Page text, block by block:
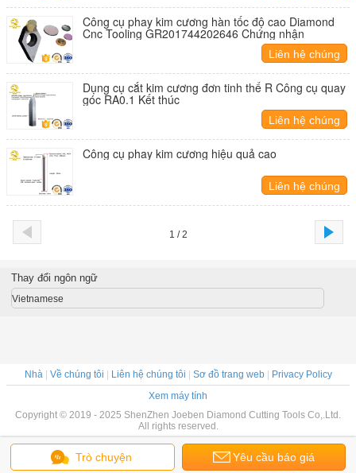
tôi
Công cụ phay kim cương hàn tốc độ cao Diamond
Cnc Tooling GR201744202646 Chứng nhận
Liên hệ chúng
tôi
Dụng cụ cắt kim cương đơn tinh thể R Công cụ quay
góc RA0.1 Kết thúc
Liên hệ chúng
tôi
Công cụ phay kim cương hiệu quả cao
Liên hệ chúng
tôi
1 / 2
Trò chuyện Yêu cầu báo giá
Thay đổi ngôn ngữ
Vietnamese
Nhà| Về chúng tôi Liên hệ chúng tôi Sơ đồ trang web|
Privacy Policy
Xem máy tính
Copyright © 2019 - 2025 ShenZhen Joeben Diamond Cutting Tools Co,.Ltd.
All rights reserved.